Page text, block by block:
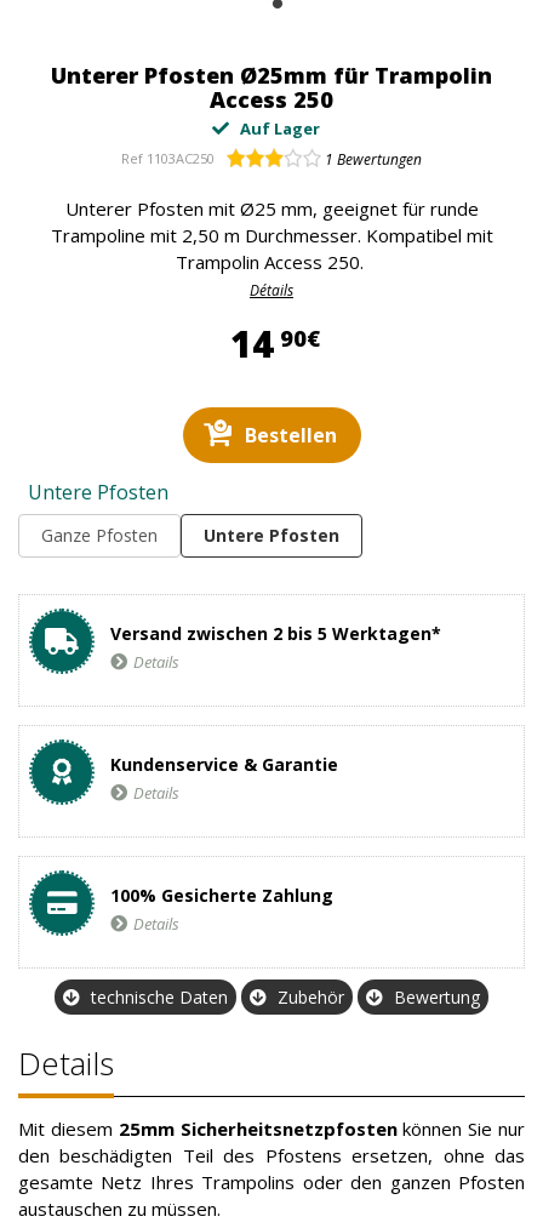
Unterer Pfosten Ø25mm für Trampolin
Access 250
Auf Lager
Ref 1103AC250 1 Bewertungen
Unterer Pfosten mit Ø25 mm, geeignet für runde
Trampoline mit 2,50 m Durchmesser. Kompatibel mit
Trampolin Access 250.
Détails
14 90€14,90 €
Bestellen
Untere Pfosten
Ganze Pfosten Untere Pfosten
Versand zwischen 2 bis 5 Werktagen*
Details
Kundenservice & Garantie
Details
100% Gesicherte Zahlung
Details
technische Daten Zubehör Bewertung
Details
Mit diesem 25mm Sicherheitsnetzpfostenkönnen Sie nur
den beschädigten Teil des Pfostens ersetzen, ohne das
gesamte Netz Ihres Trampolins oder den ganzen Pfosten
austauschen zu müssen.